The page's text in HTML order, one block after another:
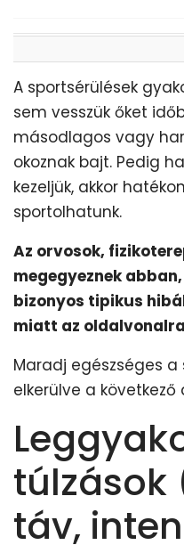
A sportsérülések
sem vesszük őket
másodlagos vagy
okoznak bajt. Pedig
kezeljük, akkor
sportolhatunk.
Az orvosok,
megegyeznek
bizonyos tipikus
miatt az
Maradj egészséges a
elkerülve a
túlzások
táv,